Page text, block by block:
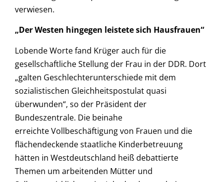
verwiesen.
„Der Westen hingegen leistete sich Hausfrauen“
Lobende Worte fand Krüger auch für die
gesellschaftliche Stellung der Frau in der DDR. Dort
„galten Geschlechterunterschiede mit dem
sozialistischen Gleichheitspostulat quasi
überwunden“, so der Präsident der
Bundeszentrale. Die beinahe
erreichte Vollbeschäftigung von Frauen und die
flächendeckende staatliche Kinderbetreuung
hätten in Westdeutschland heiß debattierte
Themen um arbeitenden Mütter und